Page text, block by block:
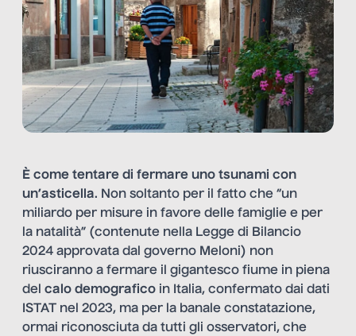
È come tentare di fermare uno tsunami con
un’asticella. Non soltanto per il fatto che “un
miliardo per misure in favore delle famiglie e per
la natalità” (contenute nella Legge di Bilancio
2024 approvata dal governo Meloni) non
riusciranno a fermare il gigantesco fiume in piena
del calo demografico in Italia, confermato dai dati
ISTAT nel 2023, ma per la banale constatazione,
ormai riconosciuta da tutti gli osservatori, che